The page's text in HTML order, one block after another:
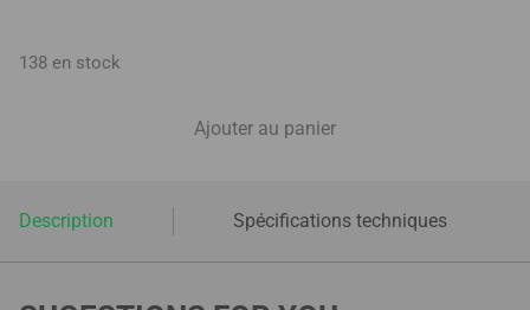
138 en stock
Ajouter au panier
Description Spécifications techniques